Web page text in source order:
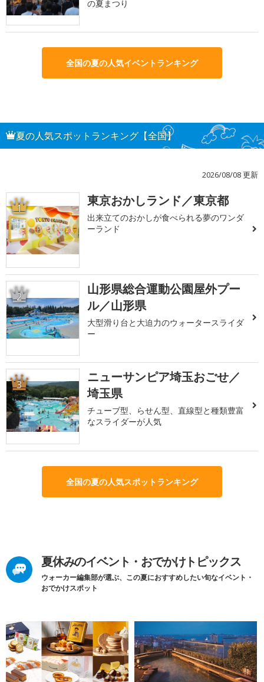
の夏まつり
全国の夏の人気イベントランキング
夏の人気スポットランキング【全国】
2026/08/08 更新
1 東京おかしランド／東京都
出来立てのおかしが食べられる夢のワンダ
ーランド
2
山形県総合運動公園屋外プー
ル／山形県
大型滑り台と大迫力のウォータースライダ
ー
3
ニューサンピア埼玉おごせ／
埼玉県
チューブ型、らせん型、直線型と種類豊富
なスライダーが人気
全国の夏の人気スポットランキング
夏休みのイベント・おでかけトピックス
ウォーカー編集部が選ぶ、この夏におすすめしたい旬なイベント・
おでかけスポット